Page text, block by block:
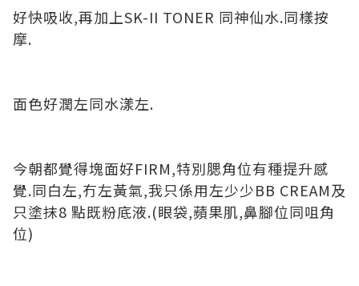
好快吸收,再加上SK-II TONER 同神仙水.同樣按
摩.
面色好潤左同水漾左.
今朝都覺得塊面好FIRM,特別腮角位有種提升感
覺.同白左,冇左黃氣,我只係用左少少BB CREAM及
只塗抹8 點既粉底液.(眼袋,蘋果肌,鼻腳位同咀角
位)